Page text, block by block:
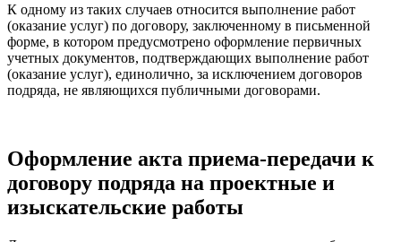
К одному из таких случаев относится выполнение работ
(оказание услуг) по договору, заключенному в письменной
форме, в котором предусмотрено оформление первичных
учетных документов, подтверждающих выполнение работ
(оказание услуг), единолично, за исключением договоров
подряда, не являющихся публичными договорами.
Оформление акта приема-передачи к
договору подряда на проектные и
изыскательские работы